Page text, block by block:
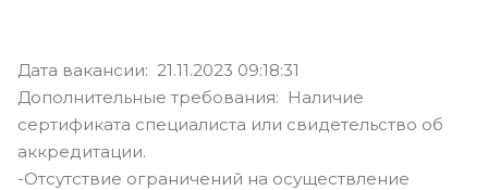
Дата вакансии: 21.11.2023 09:18:31
Дополнительные требования: Наличие
сертификата специалиста или свидетельство об
аккредитации.
-Отсутствие ограничений на осуществление